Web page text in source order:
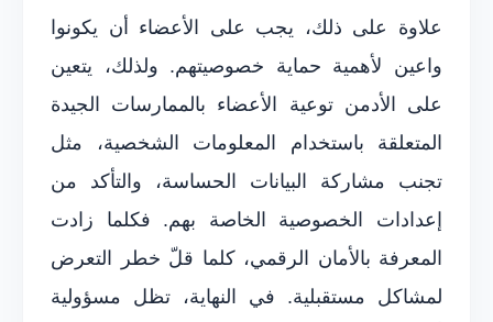
علاوة على ذلك، يجب على الأعضاء أن يكونوا
واعين لأهمية حماية خصوصيتهم. ولذلك، يتعين
على الأدمن توعية الأعضاء بالممارسات الجيدة
المتعلقة باستخدام المعلومات الشخصية، مثل
تجنب مشاركة البيانات الحساسة، والتأكد من
إعدادات الخصوصية الخاصة بهم. فكلما زادت
المعرفة بالأمان الرقمي، كلما قلّ خطر التعرض
لمشاكل مستقبلية. في النهاية، تظل مسؤولية